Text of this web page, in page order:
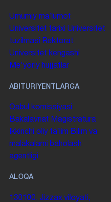
Umumiy maʼlumot
Universitet tarixi Universitet
tuzilmasi
Rektorat
Universitet kengashi
Me'yoriy hujjatlar
ABITURIYENTLARGA
Qabul komissiyasi
Bakalavriat Magistratura
Ikkinchi oliy taʼlim Bilim va
malakalarni baholash
agentligi
ALOQA
130100. Jizzax viloyati,